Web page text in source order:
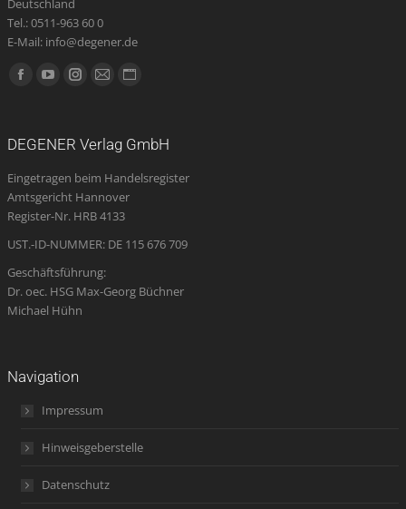
Deutschland
Tel.: 0511-963 60 0
E-Mail: info@degener.de
Finden Sie uns auf:
Facebook
new
window
YouTube
new
window
Instagram
new
window
E-
opens
in
new
Website
new
DEGENER Verlag GmbH
Eingetragen beim Handelsregister
Amtsgericht Hannover
Register-Nr. HRB 4133
UST.-ID-NUMMER: DE 115 676 709
Geschäftsführung:
Dr. oec. HSG Max-Georg Büchner
Michael Hühn
Navigation
Impressum
Hinweisgeberstelle
Datenschutz